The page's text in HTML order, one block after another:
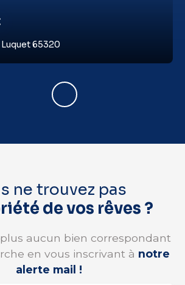
Luquet 65320
ne trouvez pas
de vos rêves ?
aucun bien correspondant
en vous inscrivant à notre
alerte mail !